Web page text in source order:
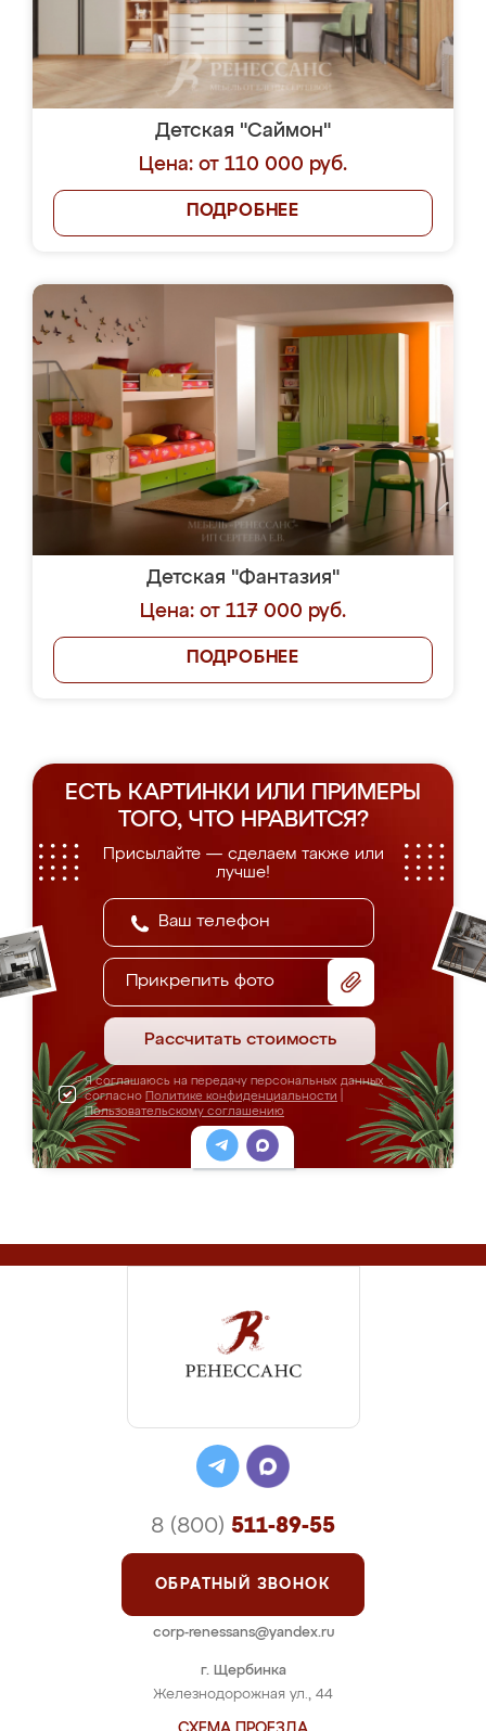
Детская "Саймон"
Цена: от 110 000 руб.
ПОДРОБНЕЕ
Детская "Фантазия"
Цена: от 117 000 руб.
ПОДРОБНЕЕ
ЕСТЬ КАРТИНКИ ИЛИ ПРИМЕРЫ
ТОГО, ЧТО НРАВИТСЯ?
Присылайте — сделаем также или
лучше!
Прикрепить фото
Рассчитать стоимость
Я соглашаюсь на передачу персональных данных
согласно Политике конфиденциальности
Пользовательскому соглашению
г. Щербинка
Железнодорожная ул., 44
8 (800) 511-89-55
ОБРАТНЫЙ ЗВОНОК
corp-renessans@yandex.ru